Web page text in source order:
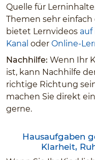
Quelle für
Themen sehr
bietet Lernvideos auf
Kanal oder Online-
Nachhilfe: Wenn Ihr
ist, kann Nachhilfe
richtige Richtung
machen Sie direkt
gerne.
Hausaufgaben
Klarheit,